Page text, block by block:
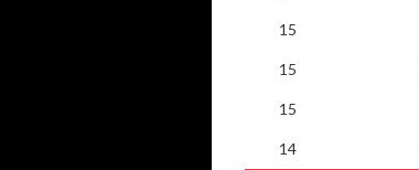
15
15
15
14